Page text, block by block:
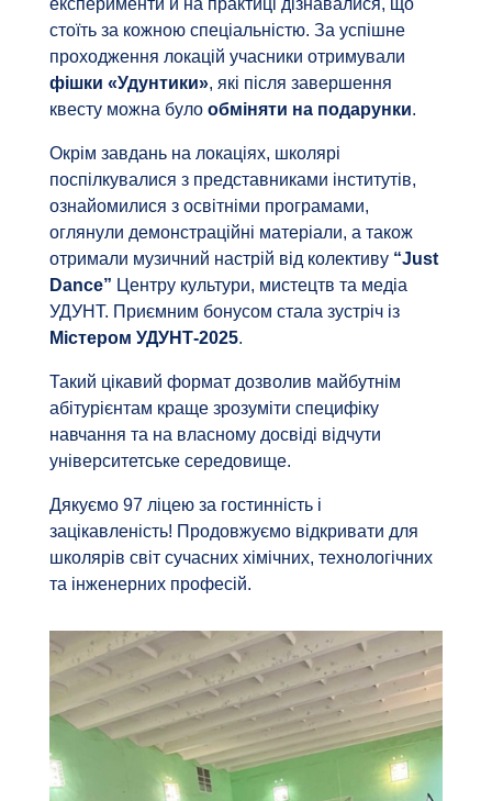
експерименти й на практиці дізнавалися, що
стоїть за кожною спеціальністю. За успішне
проходження локацій учасники отримували
фішки «Удунтики», які після завершення
квесту можна було обміняти на подарунки.
Окрім завдань на локаціях, школярі
поспілкувалися з представниками інститутів,
ознайомилися з освітніми програмами,
оглянули демонстраційні матеріали, а також
отримали музичний настрій від колективу “Just
Dance” Центру культури, мистецтв та медіа
УДУНТ. Приємним бонусом стала зустріч із
Містером УДУНТ-2025.
Такий цікавий формат дозволив майбутнім
абітурієнтам краще зрозуміти специфіку
навчання та на власному досвіді відчути
університетське середовище.
Дякуємо 97 ліцею за гостинність і
зацікавленість! Продовжуємо відкривати для
школярів світ сучасних хімічних, технологічних
та інженерних професій.